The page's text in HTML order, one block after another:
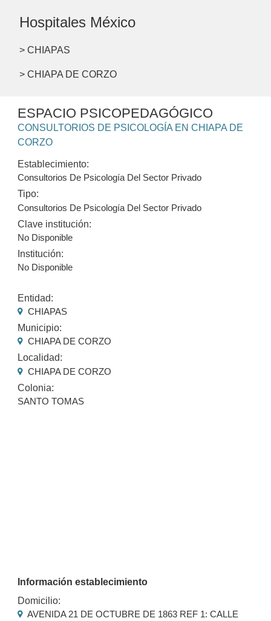
Hospitales México
> CHIAPAS
> CHIAPA DE CORZO
ESPACIO PSICOPEDAGÓGICO
CONSULTORIOS DE PSICOLOGÍA EN CHIAPA DE
CORZO
Establecimiento:
Consultorios De Psicología Del Sector Privado
Tipo:
Consultorios De Psicología Del Sector Privado
Clave institución:
No Disponible
Institución:
No Disponible
Entidad:
CHIAPAS
Municipio:
CHIAPA DE CORZO
Localidad:
CHIAPA DE CORZO
Colonia:
SANTO TOMAS
Información establecimiento
Domicilio:
AVENIDA 21 DE OCTUBRE DE 1863 REF 1: CALLE